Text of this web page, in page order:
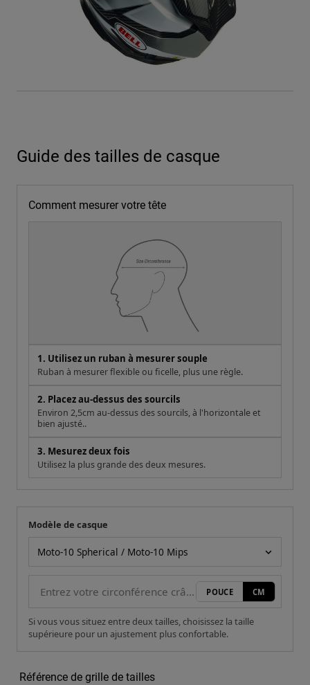
Guide des tailles de casque
Comment mesurer votre tête
1. Utilisez un ruban à mesurer souple
Ruban à mesurer flexible ou ficelle, plus une règle.
2. Placez au-dessus des sourcils
Environ 2,5cm au-dessus des sourcils, à l'horizontale et
bien ajusté..
3. Mesurez deux fois
Utilisez la plus grande des deux mesures.
Votre mesure
Modèle de casque
POUCE CM
Si vous vous situez entre deux tailles, choisissez la taille
supérieure pour un ajustement plus confortable.
Référence de grille de tailles